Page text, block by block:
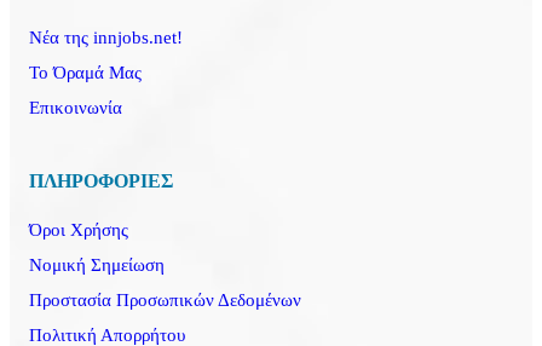
Νέα της innjobs.net!
Το Όραμά Μας
Επικοινωνία
ΠΛΗΡΟΦΟΡΙΕΣ
Όροι Χρήσης
Νομική Σημείωση
Προστασία Προσωπικών Δεδομένων
Πολιτική Απορρήτου